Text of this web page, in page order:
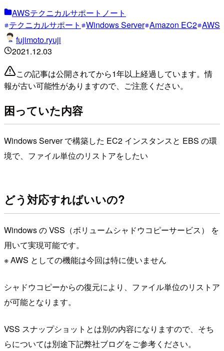
AWSテクニカルサポートノート
テクニカルサポート
Windows Server Amazon EC2 AWS
fujimoto.ryuji
2021.12.03
この記事は公開されてから1年以上経過しています。情
報が古い可能性がありますので、ご注意ください。
困っていた内容
Windows Server で構築した EC2 インスタンスと EBS の環
境で、ファイル単位のリストアをしたい
どう対応すればいいの?
Windows の VSS（ボリュームシャドウコピーサービス） を
用いて実現可能です。
※ AWS としての機能は今回は特に使いません
シャドウコピーからの復元により、ファイル単位のリストア
が可能となります。
VSS スナップショットとは別の内容になりますので、そち
らについては別途下記弊社ブログをご参考ください。